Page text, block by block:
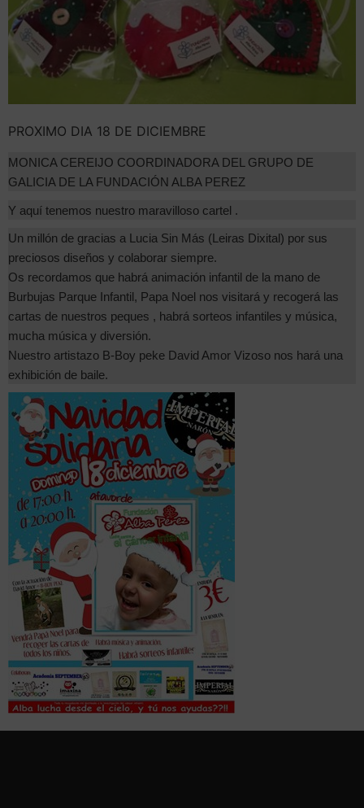
PROXIMO DIA 18 DE DICIEMBRE
MONICA CEREIJO COORDINADORA DEL GRUPO DE
GALICIA DE LA FUNDACIÓN ALBA PEREZ
Y aquí tenemos nuestro maravilloso cartel .
Un millón de gracias a Lucia Sin Más (Leiras Dixital) por sus
preciosos diseños y colaborar siempre.
Os recordamos que habrá animación infantil de la mano de
Burbujas Parque Infantil, Papa Noel nos visitará y recogerá las
cartas de nuestros peques , habrá sorteos infantiles y música,
mucha música y diversión.
Nuestro artistazo B-Boy peke David Amor Vizoso nos hará una
exhibición de baile.